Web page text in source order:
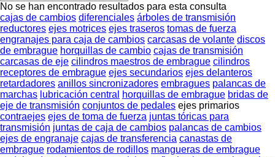
No se han encontrado resultados para esta consulta
cajas de cambios diferenciales árboles de transmisión
reductores ejes motrices ejes traseros tomas de fuerza
engranajes para caja de cambios carcasas de volante discos
de embrague horquillas de cambio cajas de transmisión
carcasas de eje cilindros maestros de embrague cilindros
receptores de embrague ejes secundarios ejes delanteros
retardadores anillos sincronizadores embragues palancas de
marchas lubricación central horquillas de embrague bridas de
eje de transmisión conjuntos de pedales ejes primarios
contraejes ejes de toma de fuerza juntas tóricas para
transmisión juntas de caja de cambios palancas de cambios
ejes de engranaje cajas de transferencia canastas de
embrague rodamientos de rodillos mangueras de embrague